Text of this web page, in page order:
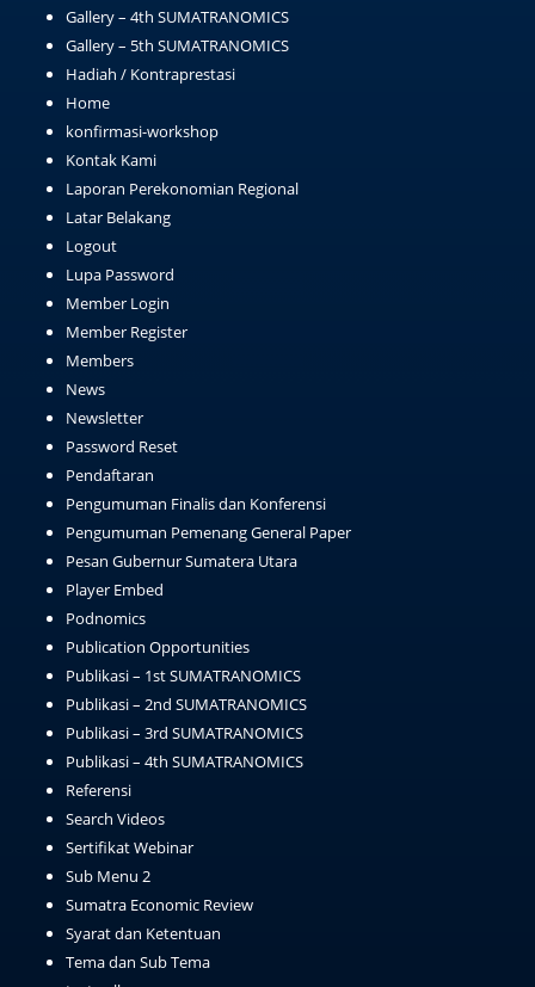
Gallery – 4th SUMATRANOMICS
Gallery – 5th SUMATRANOMICS
Hadiah / Kontraprestasi
Home
konfirmasi-workshop
Kontak Kami
Laporan Perekonomian Regional
Latar Belakang
Logout
Lupa Password
Member Login
Member Register
Members
News
Newsletter
Password Reset
Pendaftaran
Pengumuman Finalis dan Konferensi
Pengumuman Pemenang General Paper
Pesan Gubernur Sumatera Utara
Player Embed
Podnomics
Publication Opportunities
Publikasi – 1st SUMATRANOMICS
Publikasi – 2nd SUMATRANOMICS
Publikasi – 3rd SUMATRANOMICS
Publikasi – 4th SUMATRANOMICS
Referensi
Search Videos
Sertifikat Webinar
Sub Menu 2
Sumatra Economic Review
Syarat dan Ketentuan
Tema dan Sub Tema